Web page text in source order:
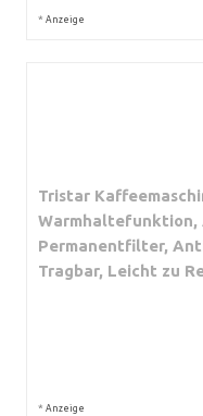
* Anzeige
Tristar
Warmhaltefunktion,
Permanentfilter,
Tragbar, Leicht zu
* Anzeige